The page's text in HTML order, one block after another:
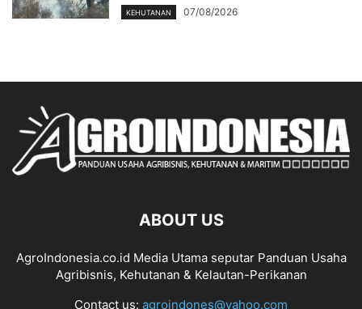
KEHUTANAN 07/08/2026
ABOUT US
AgroIndonesia.co.id Media Utama seputar Panduan Usaha
Agribisnis, Kehutanan & Kelautan-Perikanan
Contact us: agroindones@yahoo.com